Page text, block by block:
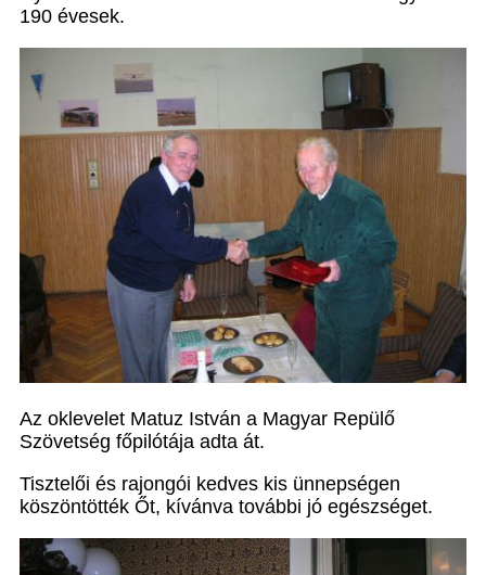
190 évesek.
Az oklevelet Matuz István a Magyar Repülő
Szövetség főpilótája adta át.
Tisztelői és rajongói kedves kis ünnepségen
köszöntötték Őt, kívánva további jó egészséget.